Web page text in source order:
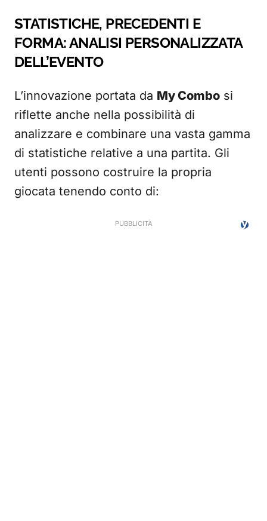
STATISTICHE, PRECEDENTI E
FORMA: ANALISI PERSONALIZZATA
DELL’EVENTO
L’innovazione portata da My Combo si
riflette anche nella possibilità di
analizzare e combinare una vasta gamma
di statistiche relative a una partita. Gli
utenti possono costruire la propria
giocata tenendo conto di: